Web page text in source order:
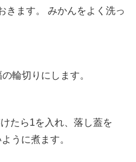
ます。 みかんをよく洗っ
輪切りにします。
たら1を入れ、落し蓋を
うに煮ます。